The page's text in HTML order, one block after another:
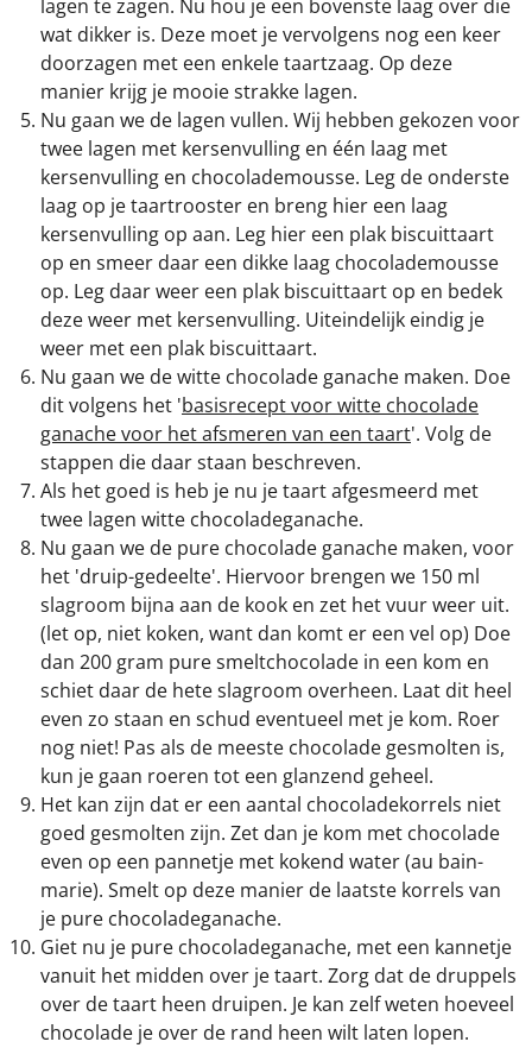
lagen te zagen. Nu hou je een bovenste laag over die
wat dikker is. Deze moet je vervolgens nog een keer
doorzagen met een enkele taartzaag. Op deze
manier krijg je mooie strakke lagen.
Nu gaan we de lagen vullen. Wij hebben gekozen voor
twee lagen met kersenvulling en één laag met
kersenvulling en chocolademousse. Leg de onderste
laag op je taartrooster en breng hier een laag
kersenvulling op aan. Leg hier een plak biscuittaart
op en smeer daar een dikke laag chocolademousse
op. Leg daar weer een plak biscuittaart op en bedek
deze weer met kersenvulling. Uiteindelijk eindig je
weer met een plak biscuittaart.
Nu gaan we de witte chocolade ganache maken. Doe
dit volgens het 'basisrecept voor witte chocolade
ganache voor het afsmeren van een taart'. Volg de
stappen die daar staan beschreven.
Als het goed is heb je nu je taart afgesmeerd met
twee lagen witte chocoladeganache.
Nu gaan we de pure chocolade ganache maken, voor
het 'druip-gedeelte'. Hiervoor brengen we 150 ml
slagroom bijna aan de kook en zet het vuur weer uit.
(let op, niet koken, want dan komt er een vel op) Doe
dan 200 gram pure smeltchocolade in een kom en
schiet daar de hete slagroom overheen. Laat dit heel
even zo staan en schud eventueel met je kom. Roer
nog niet! Pas als de meeste chocolade gesmolten is,
kun je gaan roeren tot een glanzend geheel.
Het kan zijn dat er een aantal chocoladekorrels niet
goed gesmolten zijn. Zet dan je kom met chocolade
even op een pannetje met kokend water (au bain-
marie). Smelt op deze manier de laatste korrels van
je pure chocoladeganache.
Giet nu je pure chocoladeganache, met een kannetje
vanuit het midden over je taart. Zorg dat de druppels
over de taart heen druipen. Je kan zelf weten hoeveel
chocolade je over de rand heen wilt laten lopen.